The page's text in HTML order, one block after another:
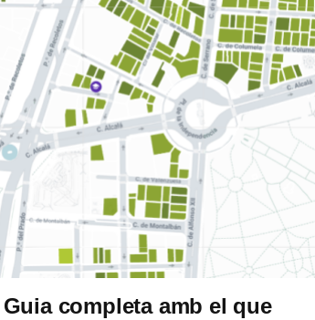
completa amb el que